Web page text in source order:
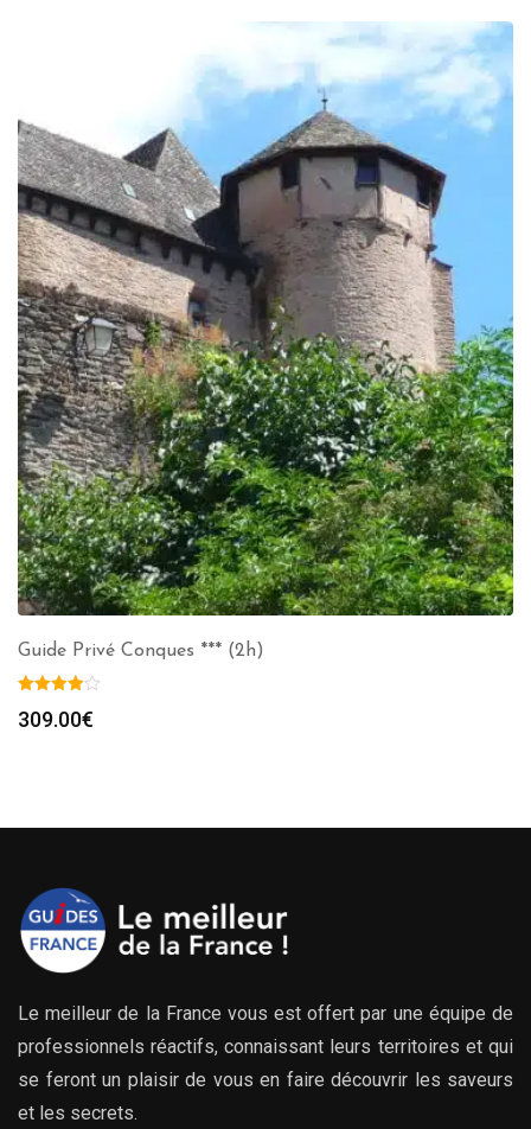
Guide Privé Conques *** (2h)
309.00€
Le meilleur de la France vous est offert par une équipe de
professionnels réactifs, connaissant leurs territoires et qui
se feront un plaisir de vous en faire découvrir les saveurs
et les secrets.